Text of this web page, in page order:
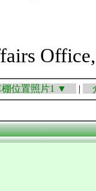
棚位置照片1 ▼ |